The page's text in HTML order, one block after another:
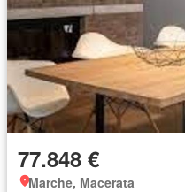
77.848 €
Marche, Macerata